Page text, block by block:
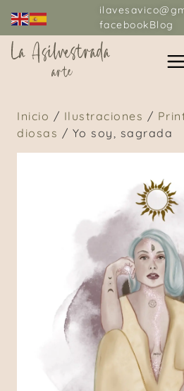
facebookBlog
Inicio / Ilustraciones /
diosas / Yo soy, sagrada